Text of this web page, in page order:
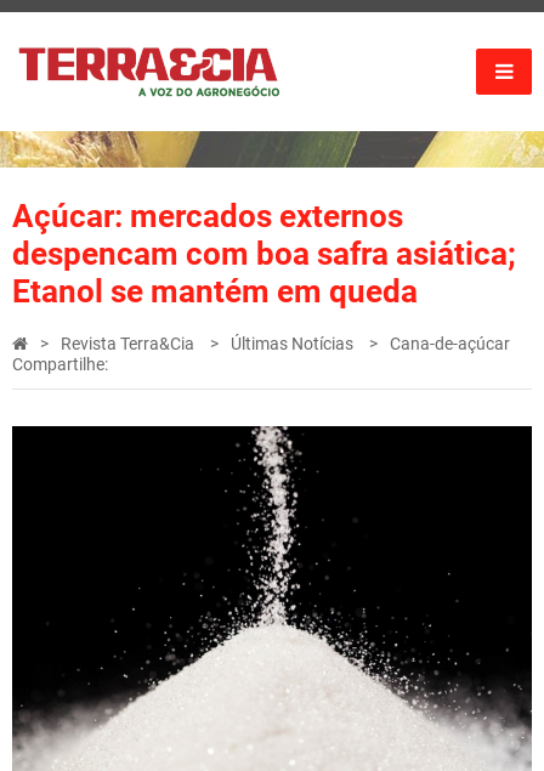
Açúcar: mercados externos
despencam com boa safra asiática;
Etanol se mantém em queda
Revista Terra&Cia Últimas Notícias
Cana-de-açúcar
Compartilhe: